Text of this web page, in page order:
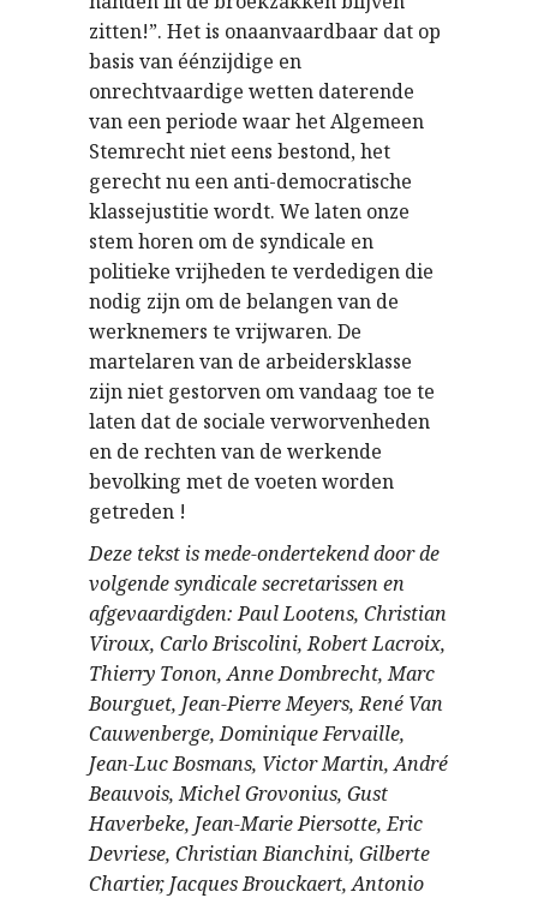
zitten!”. Het is onaanvaardbaar dat op
basis van éénzijdige en
onrechtvaardige wetten daterende
van een periode waar het Algemeen
Stemrecht niet eens bestond, het
gerecht nu een anti-democratische
klassejustitie wordt. We laten onze
stem horen om de syndicale en
politieke vrijheden te verdedigen die
nodig zijn om de belangen van de
werknemers te vrijwaren. De
martelaren van de arbeidersklasse
zijn niet gestorven om vandaag toe te
laten dat de sociale verworvenheden
en de rechten van de werkende
bevolking met de voeten worden
getreden !
Deze tekst is mede-ondertekend door de
volgende syndicale secretarissen en
afgevaardigden: Paul Lootens, Christian
Viroux, Carlo Briscolini, Robert Lacroix,
Thierry Tonon, Anne Dombrecht, Marc
Bourguet, Jean-Pierre Meyers, René Van
Cauwenberge, Dominique Fervaille,
Jean-Luc Bosmans, Victor Martin, André
Beauvois, Michel Grovonius, Gust
Haverbeke, Jean-Marie Piersotte, Eric
Devriese, Christian Bianchini, Gilberte
Chartier, Jacques Brouckaert, Antonio